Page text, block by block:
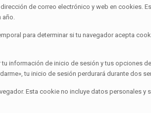
de correo electrónico y web en cookies.
año.
para determinar si tu navegador acepta
información de inicio de sesión y tus opciones
tu inicio de sesión perdurará durante dos
Esta cookie no incluye datos personales